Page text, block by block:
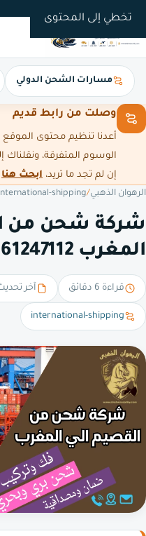
تخطي إلى المحتوى
مسارات الشحن الدولي
وصلت من رابط قديم
أعدنا تنظيم محتوى
الوسوم المتفرقة،
إن لم تجد ما تريد، ابحث هنا
الرهوان الذهبي/
shipping
شركة شحن من
المغرب 0561247112
قراءة 6 دقائق آخر تحديث 23 مارس
international-shipping